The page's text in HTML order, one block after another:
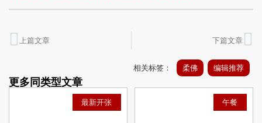
上篇文章 下篇文章
最新开张 午餐
相关标签： 柔佛 编辑推荐
更多同类型文章